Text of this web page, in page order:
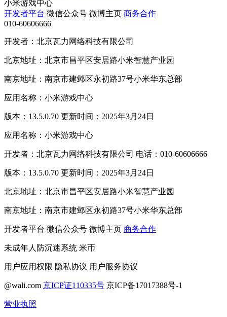
小米游戏中心
开发者平台 微信公众号 微博主页 商务合作
010-60606666
开发者：北京瓦力网络科技有限公司
北京地址：北京市昌平区安居路小米智慧产业园
南京地址：南京市建邺区永初路37号小米华东总部
应用名称：小米游戏中心
版本：13.5.0.70 更新时间：2025年3月24日
应用名称：小米游戏中心
开发者：北京瓦力网络科技有限公司 电话：010-60606666
版本：13.5.0.70 更新时间：2025年3月24日
北京地址：北京市昌平区安居路小米智慧产业园
南京地址：南京市建邺区永初路37号小米华东总部
开发者平台 微信公众号 微博主页 商务合作
未成年人防沉迷系统 米币
用户应用权限 隐私协议 用户服务协议
@wali.com 京ICP证110335号 京ICP备17017388号-1
营业执照